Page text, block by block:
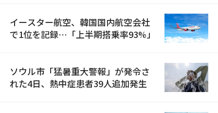
イースター航空、韓国国内航空会社
で1位を記録…「上半期搭乗率93%」
ソウル市「猛暑重大警報」が発令さ
れた4日、熱中症患者39人追加発生